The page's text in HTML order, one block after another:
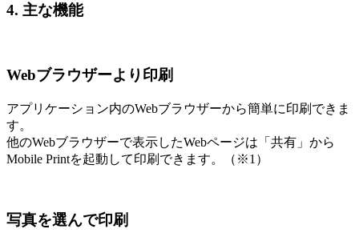
4. 主な機能
Webブラウザーより印刷
アプリケーション内のWebブラウザーから簡単に印刷できま
す。
他のWebブラウザーで表示したWebページは「共有」から
Mobile Printを起動して印刷できます。（※1）
写真を選んで印刷